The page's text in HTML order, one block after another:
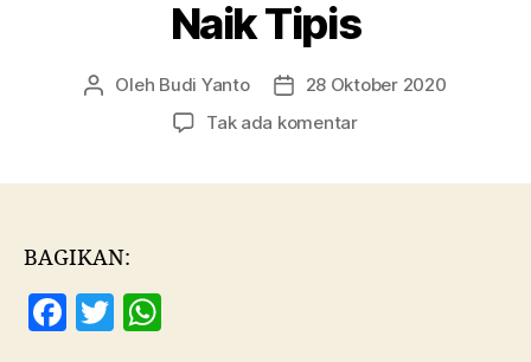
Naik Tipis
Penulis
Oleh Budi Yanto
Tanggal
28 Oktober 2020
Tak ada komentarpada
BAGIKAN:
F
T